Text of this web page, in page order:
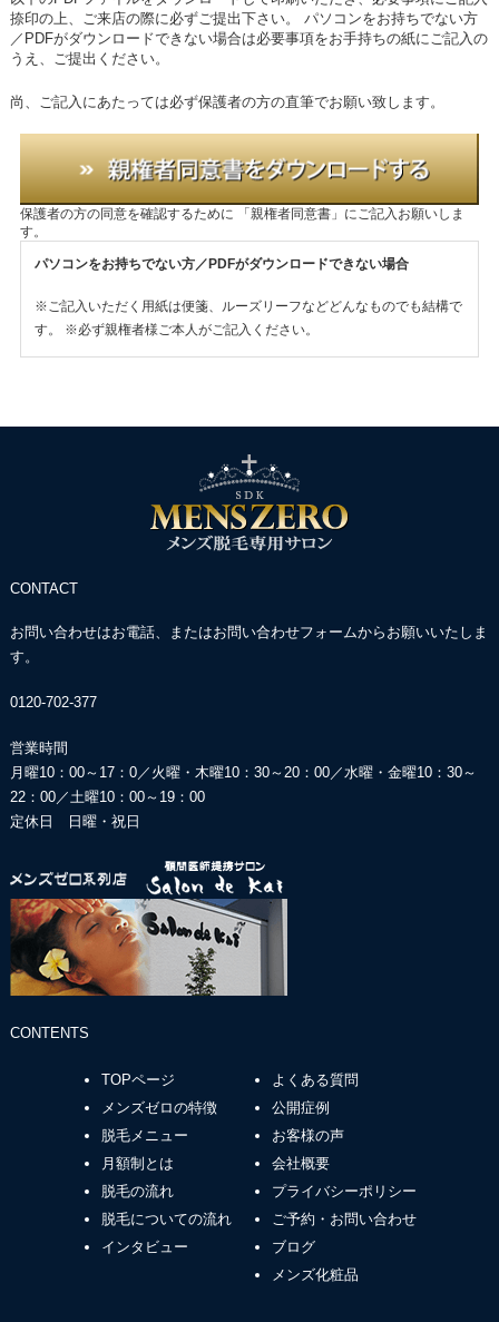
捺印の上、ご来店の際に必ずご提出下さい。
パソコンをお持ちでない方
／PDFがダウンロードできない場合は必要事項をお手持ちの紙にご記入の
うえ、ご提出ください。
尚、ご記入にあたっては必ず保護者の方の直筆でお願い致します。
保護者の方の同意を確認するために 「親権者同意書」にご記入お願いしま
す。
パソコンをお持ちでない方／PDFがダウンロードできない場合
※ご記入いただく用紙は便箋、ルーズリーフなどどんなものでも結構で
す。
※必ず親権者様ご本人がご記入ください。
CONTACT
お問い合わせはお電話、またはお問い合わせフォームからお願いいたしま
す。
0120-702-377
営業時間
月曜10：00～17：0／火曜・木曜10：30～20：00／水曜・金曜10：30～
22：00／土曜10：00～19：00
定休日 日曜・祝日
CONTENTS
TOPページ
メンズゼロの特徴
脱毛メニュー
月額制とは
脱毛の流れ
脱毛についての流れ
インタビュー
よくある質問
公開症例
お客様の声
会社概要
プライバシーポリシー
ご予約・お問い合わせ
ブログ
メンズ化粧品